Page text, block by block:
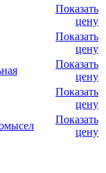
Показать
цену
Показать
цену
Показать
цену
Показать
цену
Показать
цену